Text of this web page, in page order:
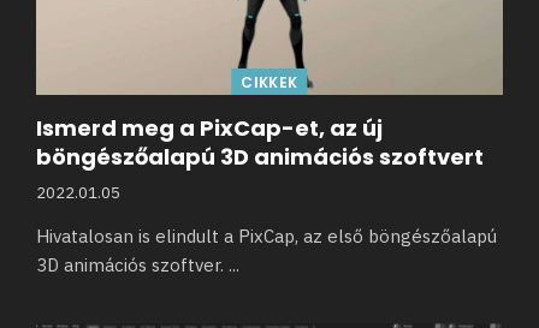
CIKKEK
Ismerd meg a PixCap-et, az új
böngészőalapú 3D animációs szoftvert
2022.01.05
Hivatalosan is elindult a PixCap, az első böngészőalapú
3D animációs szoftver. ...